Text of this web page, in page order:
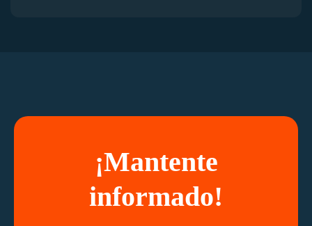
¡Mantente
informado!